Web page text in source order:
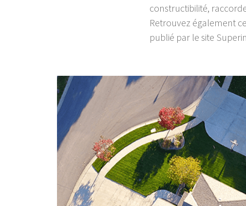
constructibilité,
Retrouvez également
publié par le site